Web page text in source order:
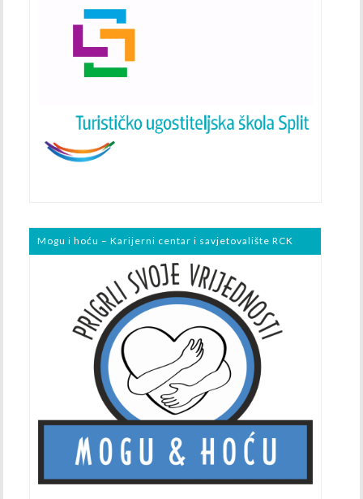
Mogu i hoću – Karijerni centar i savjetovalište RCK